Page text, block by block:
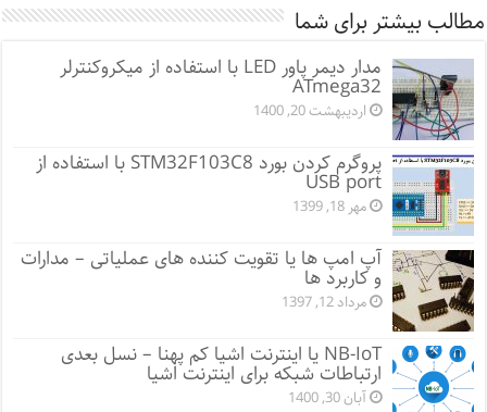
مطالب بیشتر برای شما
مدار دیمر پاور LED با استفاده از میکروکنترلر
ATmega32
اردیبهشت 20, 1400
پروگرم کردن بورد STM32F103C8 با استفاده از
USB port
مهر 18, 1399
آپ امپ ها یا تقویت کننده های عملیاتی – مدارات
و کاربرد ها
مرداد 12, 1397
NB-IoT یا اینترنت اشیا کم پهنا – نسل بعدی
ارتباطات شبکه برای اینترنت اشیا
آبان 30, 1400